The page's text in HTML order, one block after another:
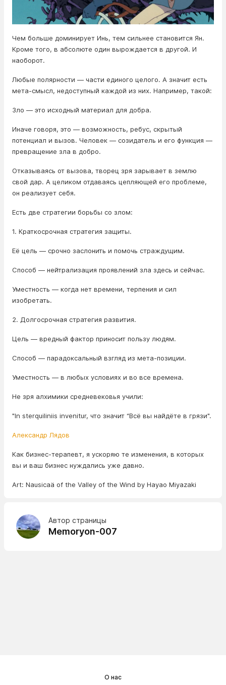
Чем больше доминирует Инь, тем сильнее становится Ян.
Кроме того, в абсолюте один вырождается в другой. И
наоборот.
Любые полярности — части единого целого. А значит есть
мета-смысл, недоступный каждой из них. Например, такой:
Зло — это исходный материал для добра.
Иначе говоря, это — возможность, ребус, скрытый
потенциал и вызов. Человек — созидатель и его функция —
превращение зла в добро.
Отказываясь от вызова, творец зря зарывает в землю
свой дар. А целиком отдаваясь цепляющей его проблеме,
он реализует себя.
Есть две стратегии борьбы со злом:
1. Краткосрочная стратегия защиты.
Её цель — срочно заслонить и помочь страждущим.
Способ — нейтрализация проявлений зла здесь и сейчас.
Уместность — когда нет времени, терпения и сил
изобретать.
2. Долгосрочная стратегия развития.
Цель — вредный фактор приносит пользу людям.
Способ — парадоксальный взгляд из мета-позиции.
Уместность — в любых условиях и во все времена.
Не зря алхимики средневековья учили:
"In sterquiliniis invenitur, что значит “Всё вы найдёте в грязи".
Александр Лядов
Как бизнес-терапевт, я ускоряю те изменения, в которых
вы и ваш бизнес нуждались уже давно.
Art: Nausicaä of the Valley of the Wind by Hayao Miyazaki
Автор страницы
Memoryon-007
О нас